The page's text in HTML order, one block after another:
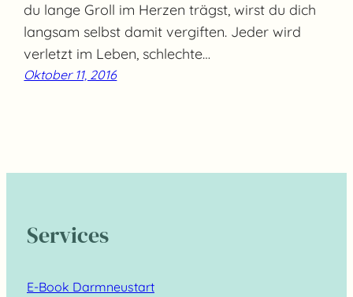
du lange Groll im Herzen trägst, wirst du dich
langsam selbst damit vergiften. Jeder wird
verletzt im Leben, schlechte…
Oktober 11, 2016
Services
E-Book Darmneustart